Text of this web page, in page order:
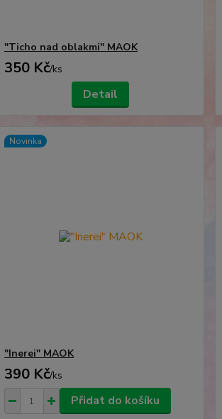
"Ticho nad oblakmi" MAOK
350 Kč/ks
Detail
Novinka
"Inerei" MAOK
390 Kč/ks
Přidat do košíku